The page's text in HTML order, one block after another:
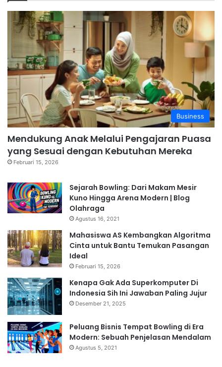
Business
Mendukung Anak Melalui Pengajaran Puasa
yang Sesuai dengan Kebutuhan Mereka
Februari 15, 2026
Sejarah Bowling: Dari Makam Mesir
Kuno Hingga Arena Modern | Blog
Olahraga
Agustus 16, 2021
Mahasiswa AS Kembangkan Algoritma
Cinta untuk Bantu Temukan Pasangan
Ideal
Februari 15, 2026
Kenapa Gak Ada Superkomputer Di
Indonesia Sih Ini Jawaban Paling Jujur
Desember 21, 2025
Peluang Bisnis Tempat Bowling di Era
Modern: Sebuah Penjelasan Mendalam
Agustus 5, 2021